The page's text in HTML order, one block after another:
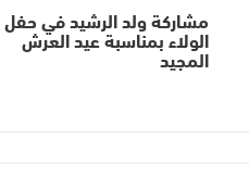
مشاركة ولد الرشيد في حفل
الولاء بمناسبة عيد العرش
المجيد